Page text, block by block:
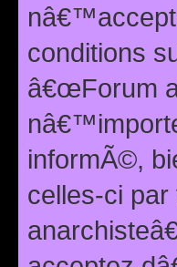
conditions
â€œForum
informÃ©,
celles-ci